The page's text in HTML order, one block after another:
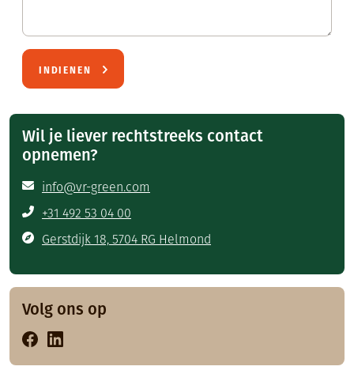
INDIENEN
Wil je liever rechtstreeks contact
opnemen?
info@vr-green.com
+31 492 53 04 00
Gerstdijk 18, 5704 RG Helmond
Volg ons op